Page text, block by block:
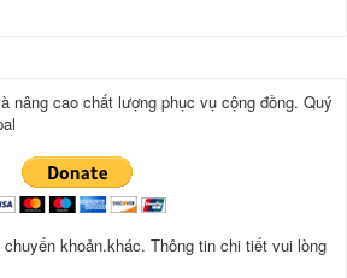
nâng cao chất lượng phục vụ cộng đồng. Quý
khoản.khác. Thông tin chi tiết vui lòng